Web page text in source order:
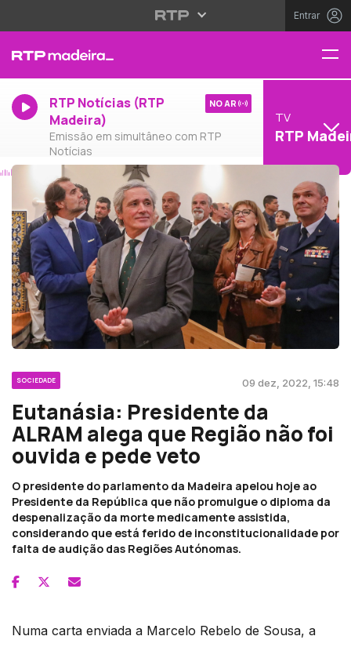
Entrar
RTP Notícias (RTP
Madeira)
Emissão em simultâneo com RTP
Notícias
NO AR
TV
RTP
SOCIEDADE 09 dez, 2022, 15:48
Eutanásia: Presidente da
ALRAM alega que Região não foi
ouvida e pede veto
O presidente do parlamento da Madeira apelou hoje ao
Presidente da República que não promulgue o diploma da
despenalização da morte medicamente assistida,
considerando que está ferido de inconstitucionalidade por
falta de audição das Regiões Autónomas.
Numa carta enviada a Marcelo Rebelo de Sousa, a